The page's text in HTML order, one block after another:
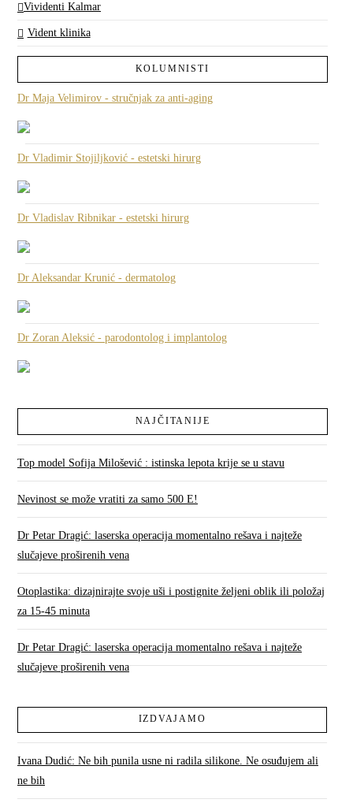
Vividenti Kalmar
Vident klinika
KOLUMNISTI
Dr Maja Velimirov - stručnjak za anti-aging
Dr Vladimir Stojiljković - estetski hirurg
Dr Vladislav Ribnikar - estetski hirurg
Dr Aleksandar Krunić - dermatolog
Dr Zoran Aleksić - parodontolog i implantolog
NAJČITANIJE
Top model Sofija Milošević : istinska lepota krije se u stavu
Nevinost se može vratiti za samo 500 E!
Dr Petar Dragić: laserska operacija momentalno rešava i najteže
slučajeve proširenih vena
Otoplastika: dizajnirajte svoje uši i postignite željeni oblik ili položaj
za 15-45 minuta
Dr Petar Dragić: laserska operacija momentalno rešava i najteže
slučajeve proširenih vena
IZDVAJAMO
Ivana Dudić: Ne bih punila usne ni radila silikone. Ne osuđujem ali
ne bih